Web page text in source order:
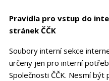
Pravidla pro vstup do
stránek ČČK
Soubory interní sekce
určeny jen pro interní
Společnosti ČČK. Nesmí